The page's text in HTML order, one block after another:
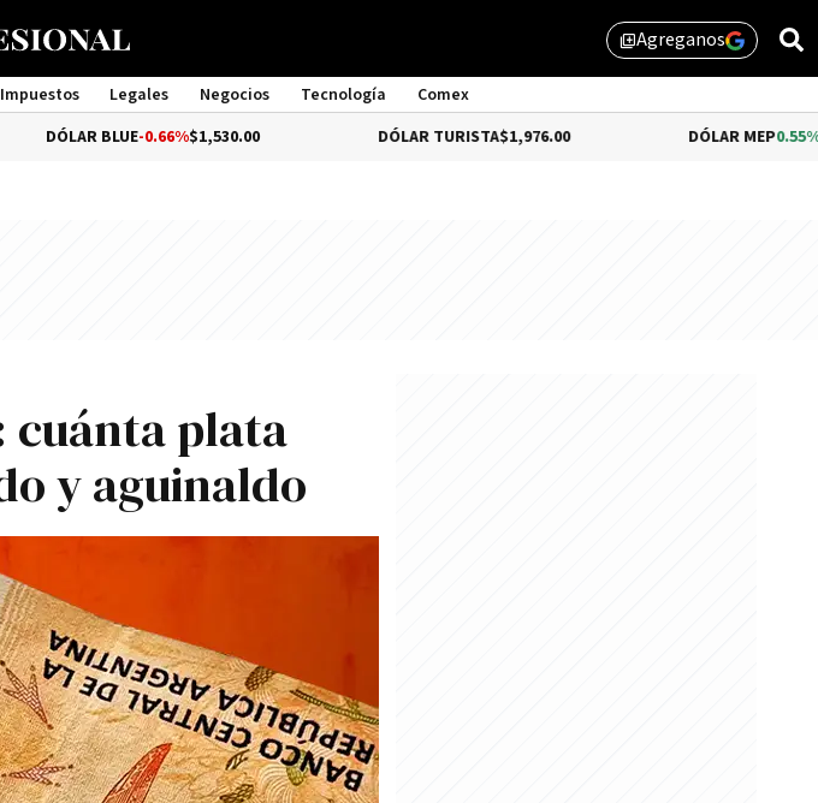
library_addAgreganos
Impuestos Legales Negocios Tecnología
Comex
-0.66%$1,530.00 DÓLAR TURISTA$1,976.00 0.55%$1,519.13
cuánta plata
y aguinaldo